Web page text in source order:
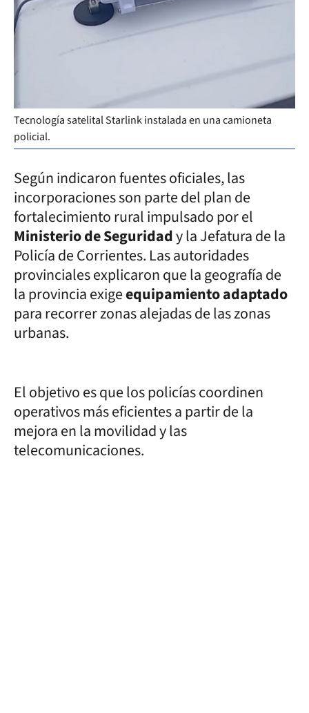
Tecnología satelital Starlink instalada en una camioneta
policial.
Según indicaron fuentes oficiales, las
incorporaciones son parte del plan de
fortalecimiento rural impulsado por el
Ministerio de Seguridady la Jefatura de la
Policía de Corrientes. Las autoridades
provinciales explicaron que la geografía de
la provincia exigeequipamiento adaptado
para recorrer zonas alejadas de las zonas
urbanas.
El objetivo es que los policías coordinen
operativos más eficientes a partir de la
mejora en la movilidad y las
telecomunicaciones.